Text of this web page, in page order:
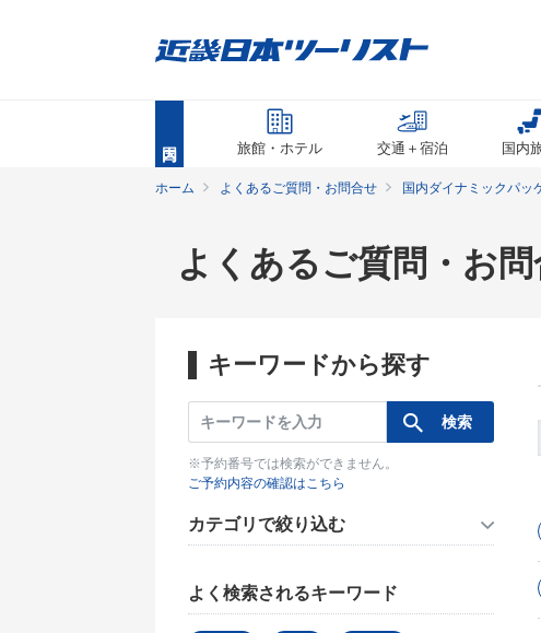
旅館・ホテル 交通＋宿泊 国内
ホーム よくあるご質問・お問合せ 国内ダイナミックパッ
よくあるご質問・お
キーワードから探す
※予約番号では検索ができません。
ご予約内容の確認はこちら
カテゴリで絞り込む
よく検索されるキーワード